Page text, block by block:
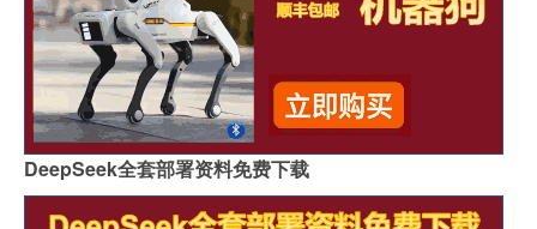
DeepSeek全套部署资料免费下载